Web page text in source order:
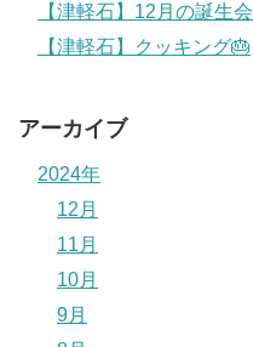
【津軽石】12月の誕生会
【津軽石】クッキング🎂
アーカイブ
2024年
12月
11月
10月
9月